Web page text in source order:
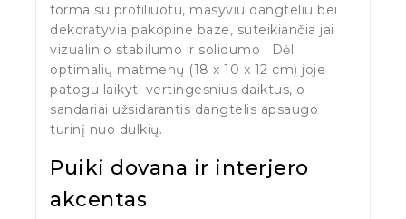
forma su profiliuotu, masyviu dangteliu bei
dekoratyvia pakopine baze, suteikiančia jai
vizualinio stabilumo ir solidumo . Dėl
optimalių matmenų (18 x 10 x 12 cm) joje
patogu laikyti vertingesnius daiktus, o
sandariai užsidarantis dangtelis apsaugo
turinį nuo dulkių.
Puiki dovana ir interjero
akcentas